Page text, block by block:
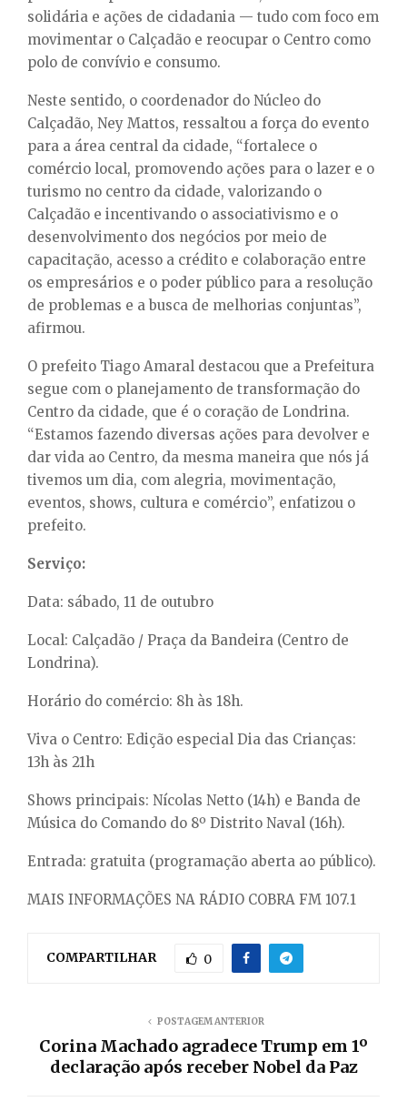
solidária e ações de cidadania — tudo com foco em
movimentar o Calçadão e reocupar o Centro como
polo de convívio e consumo.
Neste sentido, o coordenador do Núcleo do
Calçadão, Ney Mattos, ressaltou a força do evento
para a área central da cidade, “fortalece o
comércio local, promovendo ações para o lazer e o
turismo no centro da cidade, valorizando o
Calçadão e incentivando o associativismo e o
desenvolvimento dos negócios por meio de
capacitação, acesso a crédito e colaboração entre
os empresários e o poder público para a resolução
de problemas e a busca de melhorias conjuntas”,
afirmou.
O prefeito Tiago Amaral destacou que a Prefeitura
segue com o planejamento de transformação do
Centro da cidade, que é o coração de Londrina.
“Estamos fazendo diversas ações para devolver e
dar vida ao Centro, da mesma maneira que nós já
tivemos um dia, com alegria, movimentação,
eventos, shows, cultura e comércio”, enfatizou o
prefeito.
Serviço:
Data: sábado, 11 de outubro
Local: Calçadão / Praça da Bandeira (Centro de
Londrina).
Horário do comércio: 8h às 18h.
Viva o Centro: Edição especial Dia das Crianças:
13h às 21h
Shows principais: Nícolas Netto (14h) e Banda de
Música do Comando do 8º Distrito Naval (16h).
Entrada: gratuita (programação aberta ao público).
MAIS INFORMAÇÕES NA RÁDIO COBRA FM 107.1
COMPARTILHAR 0
POSTAGEM ANTERIOR
Corina Machado agradece Trump em 1º
declaração após receber Nobel da Paz